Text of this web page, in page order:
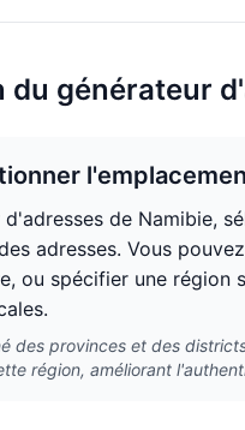
du générateur
d'adresses de Namibie,
adresses. Vous
ou spécifier une région
des provinces et des
région, améliorant